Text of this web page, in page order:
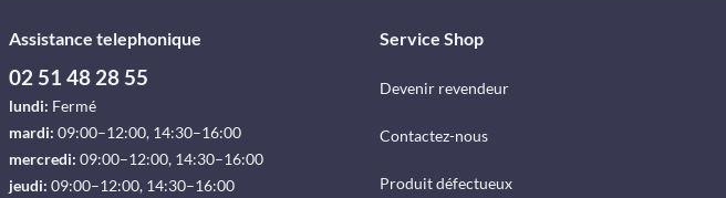
Assistance telephonique
02 51 48 28 55
lundi: Fermé
mardi: 09:00–12:00, 14:30–16:00
mercredi: 09:00–12:00, 14:30–16:00
jeudi: 09:00–12:00, 14:30–16:00
Service Shop
Devenir revendeur
Contactez-nous
Produit défectueux